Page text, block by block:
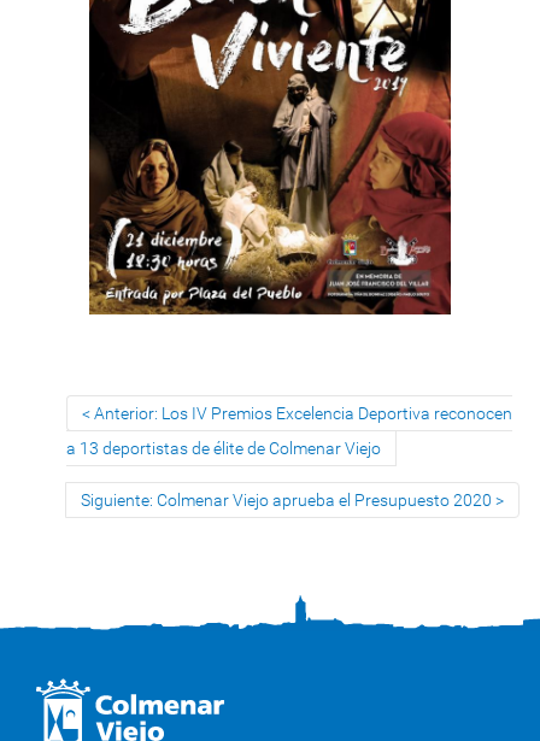
Anterior: Los IV Premios Excelencia Deportiva reconocen
a 13 deportistas de élite de Colmenar Viejo
Siguiente: Colmenar Viejo aprueba el Presupuesto 2020